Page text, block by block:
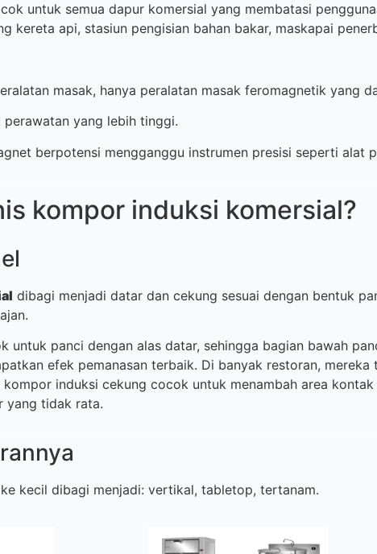
untuk semua dapur komersial yang membatasi
kereta api, stasiun pengisian bahan bakar, maskapai
masak, hanya peralatan masak feromagnetik yang
yang lebih tinggi.
berpotensi mengganggu instrumen presisi seperti alat
kompor induksi komersial?
dibagi menjadi datar dan cekung sesuai dengan bentuk
untuk panci dengan alas datar, sehingga bagian bawah
efek pemanasan terbaik. Di banyak restoran,
induksi cekung cocok untuk menambah area
yang tidak rata.
kecil dibagi menjadi: vertikal, tabletop, tertanam.